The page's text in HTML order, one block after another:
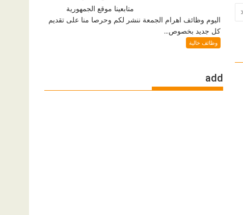
متابعينا موقع الجمهورية
اليوم وظائف اهرام الجمعة ننشر لكم وحرصا منا على تقديم
كل جديد بخصوص...
وظائف خالية
add